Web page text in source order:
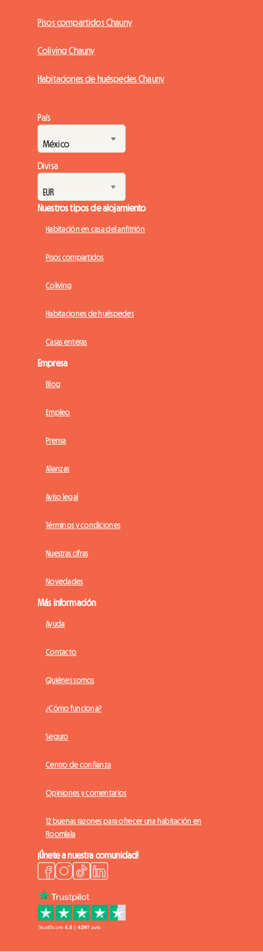
Pisos compartidos Chauny
Coliving Chauny
Habitaciones de huéspedes Chauny
País
Divisa
Nuestros tipos de alojamiento
Habitación en casa del anfitrión
Pisos compartidos
Coliving
Habitaciones de huéspedes
Casas enteras
Empresa
Blog
Empleo
Prensa
Alianzas
Aviso legal
Términos y condiciones
Nuestras cifras
Novedades
Más información
Ayuda
Contacto
Quiénes somos
¿Cómo funciona?
Seguro
Centro de confianza
Opiniones y comentarios
12 buenas razones para ofrecer una habitación en
Roomlala
¡Únete a nuestra comunidad!